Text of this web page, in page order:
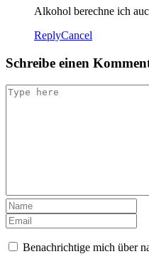
Alkohol berechne ich
ReplyCancel
Schreibe einen
Benachrichtige mich über